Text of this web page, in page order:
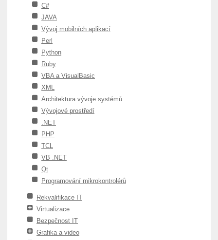
C#
JAVA
Vývoj mobilních aplikací
Perl
Python
Ruby
VBA a VisualBasic
XML
Architektura vývoje systémů
Vývojové prostředí
.NET
PHP
TCL
VB .NET
Qt
Programování mikrokontrolérů
Rekvalifikace IT
Virtualizace
Bezpečnost IT
Grafika a video